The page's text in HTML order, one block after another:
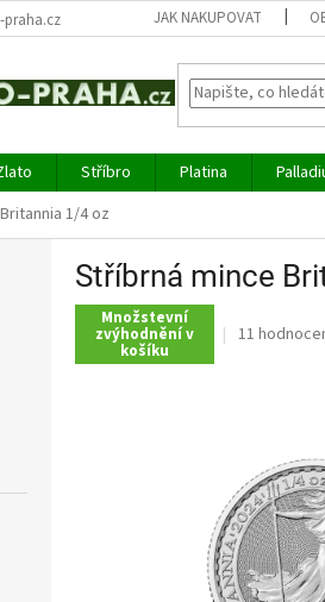
JAK NAKUPOVAT
Stříbro Platina
1/4 oz
Stříbrná mince
Množstevní
zvýhodnění v
košíku
Průměrné
hvězdiček.
11